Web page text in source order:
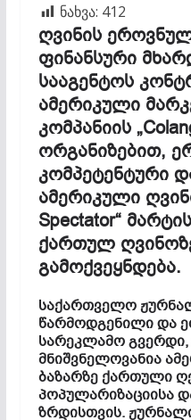
ნახვა: 412
ღვინის
ფინანსური
სააგენტოს
ამერიკული
კომპანიის
ორგანიზებით,
კომპეტენტური
ამერიკული
Spectator“
ქართულ
გამოქვეყნდება.
საქართველო
წარმოდგენილი და
სარეკლამო
მნიშვნელოვანია
ბაზარზე ქართული
პოპულარიზაციისა
ზრდისთვის.